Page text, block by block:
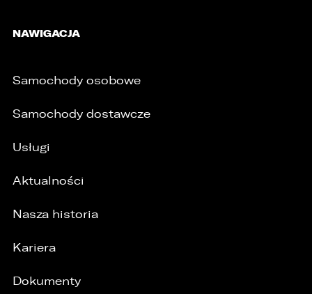
NAWIGACJA
Samochody osobowe
Samochody dostawcze
Usługi
Aktualności
Nasza historia
Kariera
Dokumenty